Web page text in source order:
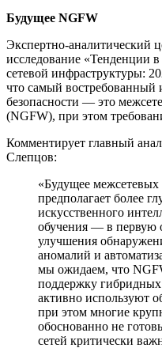
Будущее NGFW
Экспертно-аналитический
исследование «Тенденции
сетевой инфраструктуры:
что самый востребованный
безопасности — это
(NGFW), при этом
Комментирует главный
Слепцов:
«Будущее межсетевых
предполагает более
искусственного
обучения — в первую
улучшения
аномалий и
мы ожидаем, что
поддержку
активно используют
при этом многие
обоснованно не
сетей критически